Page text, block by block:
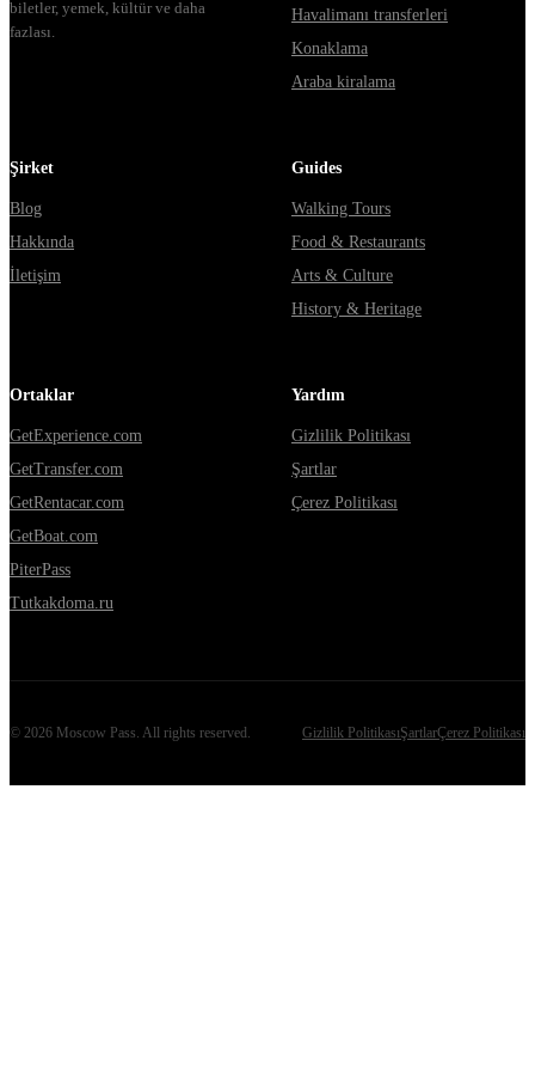
biletler, yemek, kültür ve daha
fazlası.
Havalimanı transferleri
Konaklama
Araba kiralama
Şirket
Blog
Hakkında
İletişim
Guides
Walking Tours
Food & Restaurants
Arts & Culture
History & Heritage
Ortaklar
GetExperience.com
GetTransfer.com
GetRentacar.com
GetBoat.com
PiterPass
Tutkakdoma.ru
Yardım
Gizlilik Politikası
Şartlar
Çerez Politikası
© 2026 Moscow Pass. All rights reserved. Gizlilik PolitikasıŞartlarÇerez Politikası